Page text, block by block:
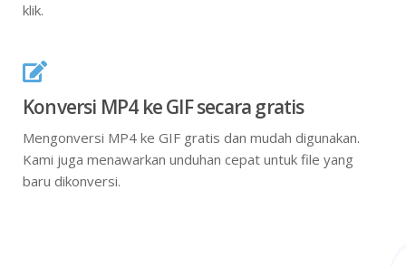
klik.
Konversi MP4 ke GIF secara gratis
Mengonversi MP4 ke GIF gratis dan mudah digunakan.
Kami juga menawarkan unduhan cepat untuk file yang
baru dikonversi.